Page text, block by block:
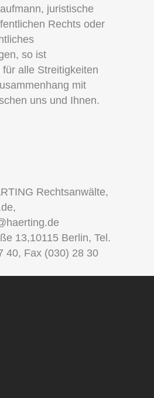
juristische
Rechts oder
so ist
alle Streitigkeiten
mit
uns und Ihnen.
Rechtsanwälte,
13,10115 Berlin, Tel.
40, Fax (030) 28 30